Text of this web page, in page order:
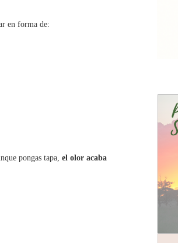
en forma de:
pongas tapa, el olor acaba